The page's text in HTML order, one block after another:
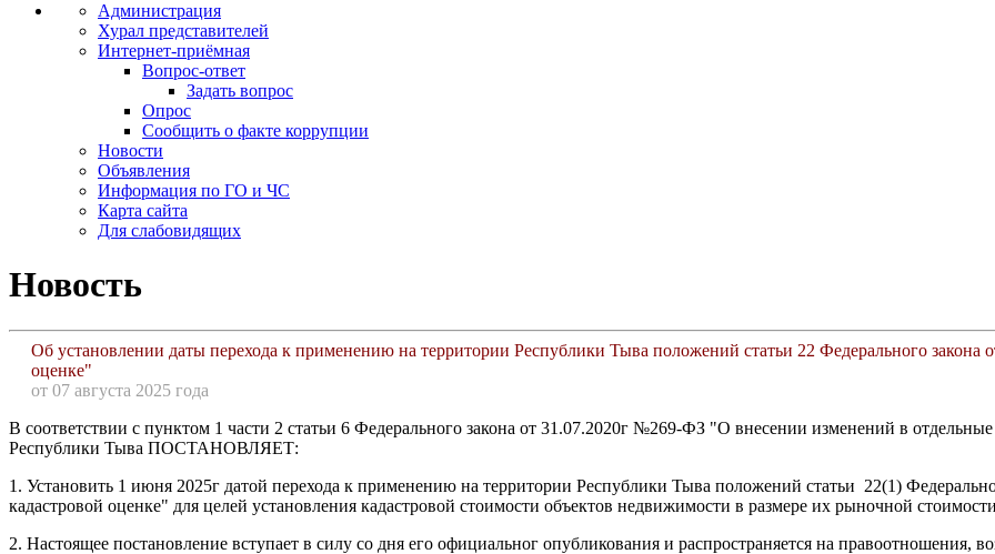
Администрация
Хурал представителей
Интернет-приёмная
Вопрос-ответ
Задать вопрос
Опрос
Сообщить о факте коррупции
Новости
Объявления
Информация по ГО и ЧС
Карта сайта
Для слабовидящих
Новость
Об установлении даты перехода к применению на территории Республики Тыва положений статьи 22 Федерального
оценке"
от 07 августа 2025 года
В соответствии с пунктом 1 части 2 статьи 6 Федерального закона от 31.07.2020г №269-ФЗ "О внесении изменений в
Республики Тыва ПОСТАНОВЛЯЕТ:
1. Установить 1 июня 2025г датой перехода к применению на территории Республики Тыва положений статьи 22(1)
кадастровой оценке" для целей установления кадастровой стоимости объектов недвижимости в размере их рыночной
2. Настоящее постановление вступает в силу со дня его официальног опубликования и распространяется на правоотношения,